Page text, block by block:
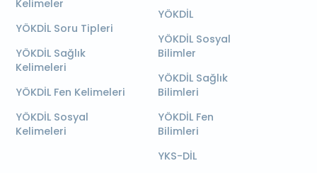
Kelimeler
YÖKDİL Soru Tipleri
YÖKDİL Sağlık
Kelimeleri
YÖKDİL Fen Kelimeleri
YÖKDİL Sosyal
Kelimeleri
YÖKDİL
YÖKDİL Sosyal
Bilimler
YÖKDİL Sağlık
Bilimleri
YÖKDİL Fen
Bilimleri
YKS-DİL